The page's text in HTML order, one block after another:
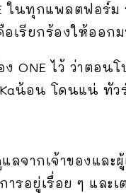
ในทุกแพลตฟอร์
อเรียกร้องให้ออ
ไว้ ว่าตอนโ
น้อน โดนแน่ ทัว
จากเจ้าของและ
อยู่เรื่อย ๆ และเ